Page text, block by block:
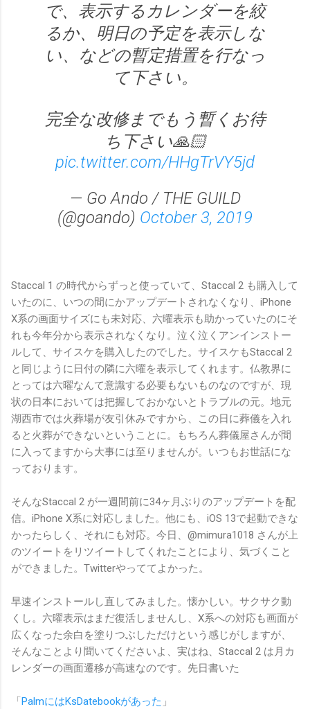
で、表示するカレンダーを絞
るか、明日の予定を表示しな
い、などの暫定措置を行なっ
て下さい。
完全な改修までもう暫くお待
ち下さい🙏🏻
pic.twitter.com/HHgTrVY5jd
— Go Ando / THE GUILD
(@goando) October 3, 2019
Staccal 1 の時代からずっと使っていて、Staccal 2 も購入して
いたのに、いつの間にかアップデートされなくなり、iPhone
X系の画面サイズにも未対応、六曜表示も助かっていたのにそ
れも今年分から表示されなくなり。泣く泣くアンインストー
ルして、サイスケを購入したのでした。サイスケもStaccal 2
と同じように日付の隣に六曜を表示してくれます。仏教界に
とっては六曜なんて意識する必要もないものなのですが、現
状の日本においては把握しておかないとトラブルの元。地元
湖西市では火葬場が友引休みですから、この日に葬儀を入れ
ると火葬ができないということに。もちろん葬儀屋さんが間
に入ってますから大事には至りませんが。いつもお世話にな
っております。
そんなStaccal 2 が一週間前に34ヶ月ぶりのアップデートを配
信。iPhone X系に対応しました。他にも、iOS 13で起動できな
かったらしく、それにも対応。今日、@mimura1018 さんが上
のツイートをリツイートしてくれたことにより、気づくこと
ができました。Twitterやっててよかった。
早速インストールし直してみました。懐かしい。サクサク動
くし。六曜表示はまだ復活しませんし、X系への対応も画面が
広くなった余白を塗りつぶしただけという感じがしますが、
そんなことより聞いてくださいよ、実はね、Staccal 2 は月カ
レンダーの画面遷移が高速なのです。先日書いた
「PalmにはKsDatebookがあった 」